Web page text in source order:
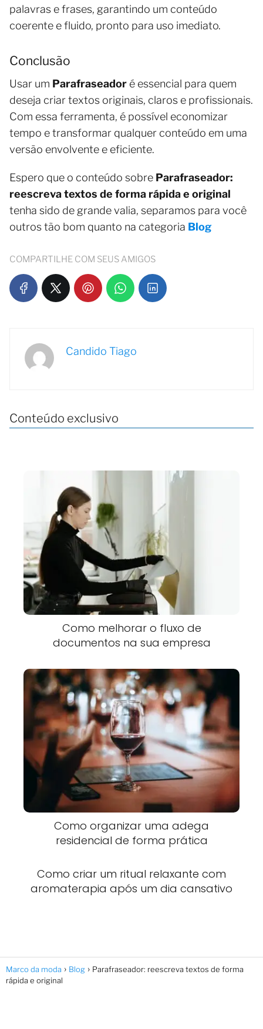
palavras e frases, garantindo um conteúdo
coerente e fluido, pronto para uso imediato.
Conclusão
Usar um Parafraseador é essencial para quem
deseja criar textos originais, claros e profissionais.
Com essa ferramenta, é possível economizar
tempo e transformar qualquer conteúdo em uma
versão envolvente e eficiente.
Espero que o conteúdo sobre Parafraseador:
reescreva textos de forma rápida e original
tenha sido de grande valia, separamos para você
outros tão bom quanto na categoria Blog
COMPARTILHE COM SEUS AMIGOS
Candido Tiago
Conteúdo exclusivo
Como melhorar o fluxo de
documentos na sua empresa
Como organizar uma adega
residencial de forma prática
Como criar um ritual relaxante com
aromaterapia após um dia cansativo
Marco da moda Blog
Parafraseador: reescreva textos de forma
rápida e original